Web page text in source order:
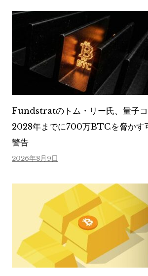
Fundstratのトム・リー氏、量子
2028年までに700万BTCを脅かす
警告
2026年8月9日